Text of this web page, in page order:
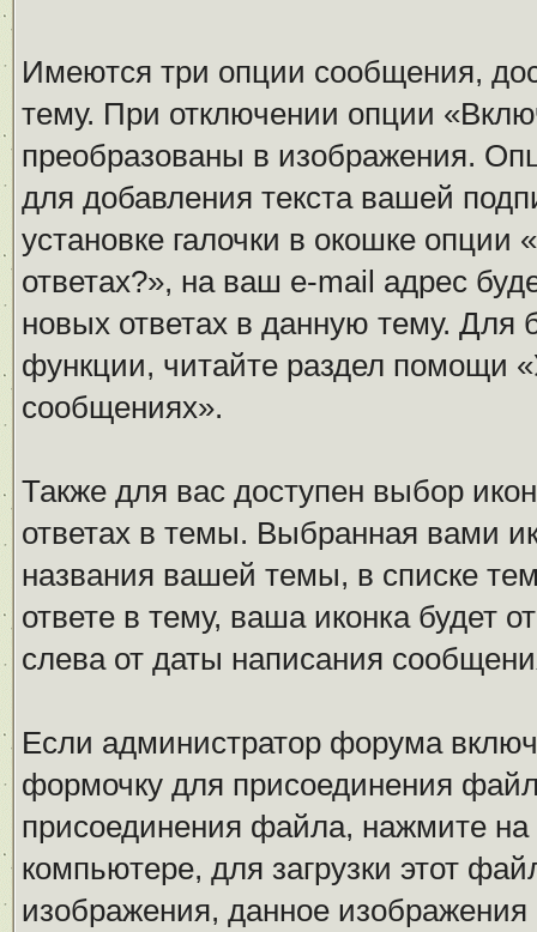
Имеются три опции сообщения,
тему. При отключении опции
преобразованы в изображения.
для добавления текста вашей
установке галочки в окошке
ответах?», на ваш e-mail адрес
новых ответах в данную тему.
функции, читайте раздел помощи
сообщениях».
Также для вас доступен выбор
ответах в темы. Выбранная вами
названия вашей темы, в списке
ответе в тему, ваша иконка будет
слева от даты написания
Если администратор форума
формочку для присоединения
присоединения файла, нажмите
компьютере, для загрузки этот
изображения, данное